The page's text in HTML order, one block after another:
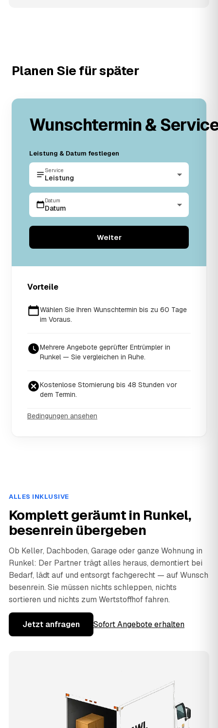
Planen Sie für später
Wunschtermin &
Leistung & Datum festlegen
Service
Leistung
Datum
Datum
Weiter
Vorteile
Wählen Sie Ihren Wunschtermin bis zu 60 Tage
im Voraus.
Mehrere Angebote geprüfter Entrümpler in
Runkel — Sie vergleichen in Ruhe.
Kostenlose Stornierung bis 48 Stunden vor
dem Termin.
Bedingungen ansehen
ALLES INKLUSIVE
Komplett geräumt in Runkel,
besenrein übergeben
Ob Keller, Dachboden, Garage oder ganze Wohnung in
Runkel: Der Partner trägt alles heraus, demontiert bei
Bedarf, lädt auf und entsorgt fachgerecht — auf Wunsch
besenrein. Sie müssen nichts schleppen, nichts
sortieren und nichts zum Wertstoffhof fahren.
Jetzt anfragen Sofort Angebote erhalten